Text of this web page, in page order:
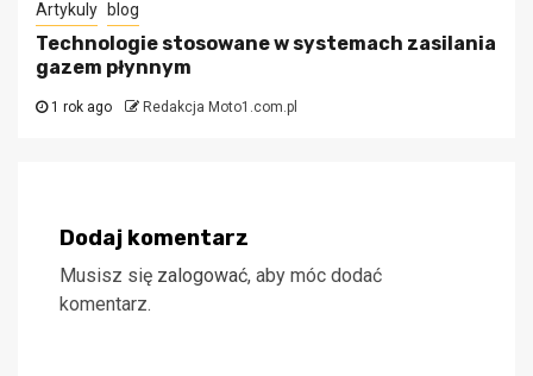
Artykuly blog
Technologie stosowane w systemach zasilania
gazem płynnym
1 rok ago Redakcja Moto1.com.pl
Dodaj komentarz
Musisz się zalogować, aby móc dodać
komentarz.